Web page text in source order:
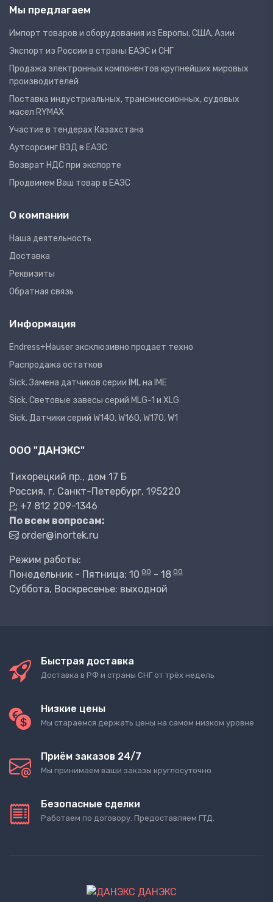
Мы предлагаем
Импорт товаров и оборудования из Европы, США, Азии
Экспорт из России в страны ЕАЭС и СНГ
Продажа электронных компонентов крупнейших мировых
производителей
Поставка индустриальных, трансмиссионных, судовых
масел RYMAX
Участие в тендерах Казахстана
Аутсорсинг ВЭД в ЕАЭС
Возврат НДС при экспорте
Продвинем Ваш товар в ЕАЭС
О компании
Наша деятельность
Доставка
Реквизиты
Обратная связь
Информация
Endress+Hauser эксклюзивно продает техно
Распродажа остатков
Sick. Замена датчиков серии IML на IME
Sick. Световые завесы серий MLG-1 и XLG
Sick. Датчики серий W140, W160, W170, W1
ООО "ДАНЭКС"
Тихорецкий пр., дом 17 Б
Россия, г. Санкт-Петербург, 195220
P: +7 812 209-1346
По всем вопросам:
order@inortek.ru
Режим работы:
Понедельник - Пятница: 10 00 - 18 00
Суббота, Воскресенье: выходной
Быстрая доставка
Доставка в РФ и страны СНГ от трёх недель
Низкие цены
Мы стараемся держать цены на самом низком уровне
Приём заказов 24/7
Мы принимаем ваши заказы круглосуточно
Безопасные сделки
Работаем по договору. Предоставляем ГТД.
ДАНЭКС